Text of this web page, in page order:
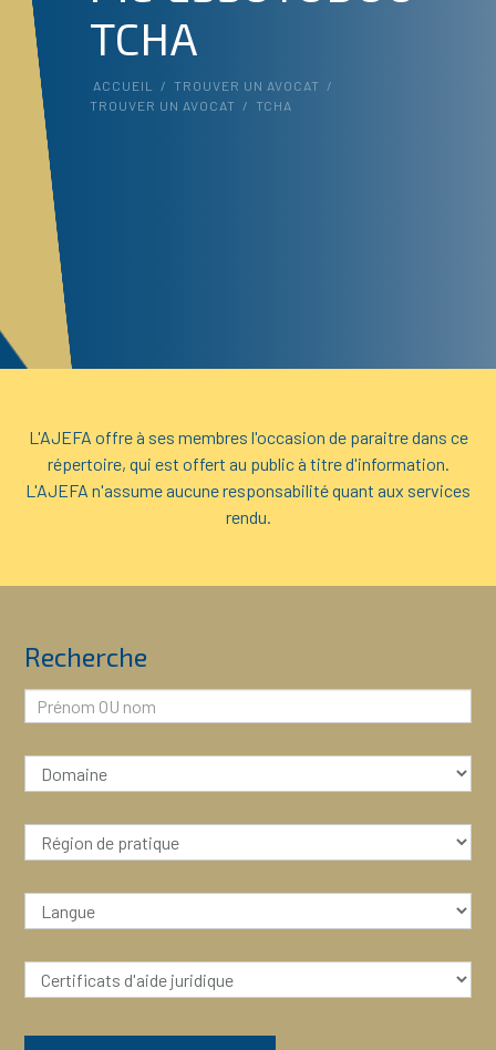
TCHA
ACCUEIL / TROUVER UN AVOCAT
/
TROUVER UN AVOCAT / TCHA
L'AJEFA offre à ses membres l'occasion de paraitre dans ce
répertoire, qui est offert au public à titre d'information.
L'AJEFA n'assume aucune responsabilité quant aux services
rendu.
Recherche